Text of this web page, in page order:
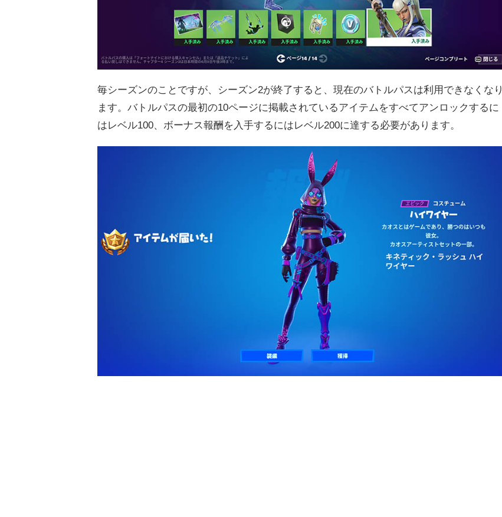
毎シーズンのことですが、シーズン2が終了すると、現在のバトルパスは利用できなくなり
ます。バトルパスの最初の10ページに掲載されているアイテムをすべてアンロックするに
はレベル100、ボーナス報酬を入手するにはレベル200に達する必要があります。